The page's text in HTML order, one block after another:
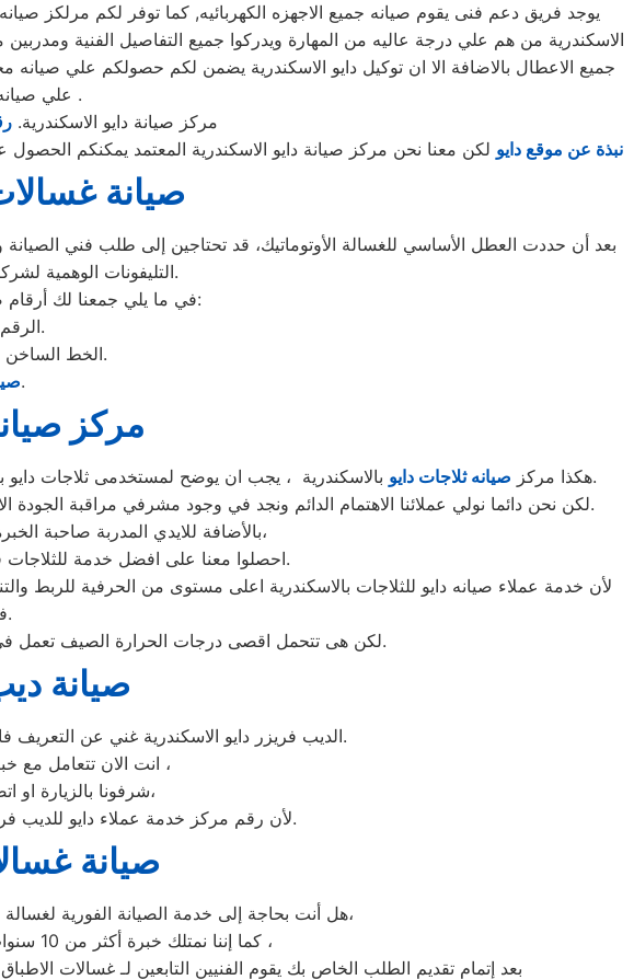
الاسكندرية من هم علي درجة عاليه من المهارة ويدركوا جميع التفاصيل الفنية
جميع الاعطال بالاضافة الا ان توكيل دايو الاسكندرية يضمن لكم حصولكم علي
علي صيانه وتغير لاي من قطع الغيار عند الضرورة .
مركز صيانة دايو الاسكندرية.
نبذة عن موقع دايو لكن معنا نحن مركز صيانة دايو الاسكندرية المعتمد يمكنكم
صيانة
بعد أن حددت العطل الأساسي للغسالة الأوتوماتيك، قد تحتاجين إلى طلب فني الصيانة
التليفونات الوهمية لشركات صيانة غير معروفة، ما قد يعرضك لعمليات النصب.
في ما يلي جمعنا لك أرقام صيانة الغسالة الأوتوماتيك لأشهر الماركات في الاسكندرية:
الرقم الموحد لصيانة دايو 01010916814.
الخط الساخن لصيانة غسالات ملابس دايو 01210999852.
01096922100.
مركز
هكذا مركز صيانه ثلاجات دايو
بالاسكندرية ، يجب ان يوضح لمستخدمى ثلاجات دايو بالاسكندرية ان كلنا يعلم مدى اهمية الثلاجة بالمنزل ونحن لا ندخر جهدا كي نلبي جميع طلبات الصيانه لثلاجات دايو.
لكن نحن دائما نولي عملائنا الاهتمام الدائم ونجد في وجود مشرفي مراقبة الجودة الاختيار الامثل لخروج اجهزة الثلاجات سواء من مركز الصيانه لثلاجات دايو المعتمد بالاسكندرية او من منزل العميل.
بالأضافة للايدي المدربة صاحبة الخبرة في كافة اعطال ثلاجات دايو بجميع موديلاتها القديم منها والحديث،
احصلوا معنا على افضل خدمة للثلاجات في الاسكندرية من خلال رقم مركز صيانه دايو المعتمد في الاسكندرية.
لأن خدمة عملاء صيانه دايو للثلاجات بالاسكندرية اعلى مستوى من الحرفية للربط
فى جميع محافظات الاسكندرية.
لكن هى تتحمل اقصى درجات الحرارة الصيف تعمل فى اسواء الظروف باستمرارية فى التشغيل المتواصل حيث لا يضاهيها اى ثلاجات اخر.
صيانة
الديب فريزر دايو الاسكندرية غني عن التعريف فائق الجودة دائما ما تبهرنا بموديلات فريدة و مختلفة التقنية عن مثيلاتها انها دايو.
انت الان تتعامل مع خبراء من مركز صيانه دايو للديب فريزر في الاسكندرية ،
شرفونا بالزيارة او اتصلوا نصلكم لعمل الخدمة المنزلية و بصيانة الفورية،
لأن رقم مركز خدمة عملاء دايو للديب فريزر بجميع المحافظات اتصلوا الان مركز صيانه دايو الاسكندرية مباشرة.
صيانة
هل أنت بحاجة إلى خدمة الصيانة الفورية لغسالة الأطباق دايو الاسكندرية لديك؟ نحن نمنحك خدمة الصيانة الفورية التي ترغب بها،
كما إننا نمتلك خبرة أكثر من 10 سنوات في خدمات إصلاحات كافة أنواع غسالات الأطباق دايو الاسكندرية ،
بعد إتمام تقديم الطلب الخاص بك يقوم الفنيين التابعين لـ غسالات